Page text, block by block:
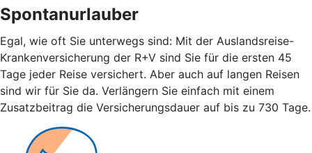
Spontanurlauber
Egal, wie oft Sie unterwegs sind: Mit der Auslandsreise-
Krankenversicherung der R+V sind Sie für die ersten 45
Tage jeder Reise versichert. Aber auch auf langen Reisen
sind wir für Sie da. Verlängern Sie einfach mit einem
Zusatzbeitrag die Versicherungsdauer auf bis zu 730 Tage.